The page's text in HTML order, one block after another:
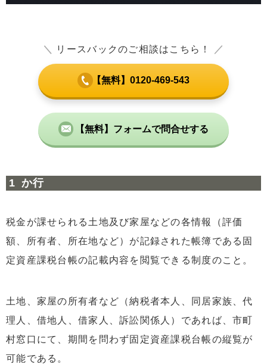
＼ リースバックのご相談はこちら！ ／
【無料】0120-469-543
【無料】フォームで問合せする
か行
税金が課せられる土地及び家屋などの各情報（評価
額、所有者、所在地など）が記録された帳簿である固
定資産課税台帳の記載内容を閲覧できる制度のこと。
土地、家屋の所有者など（納税者本人、同居家族、代
理人、借地人、借家人、訴訟関係人）であれば、市町
村窓口にて、期間を問わず固定資産課税台帳の縦覧が
可能である。